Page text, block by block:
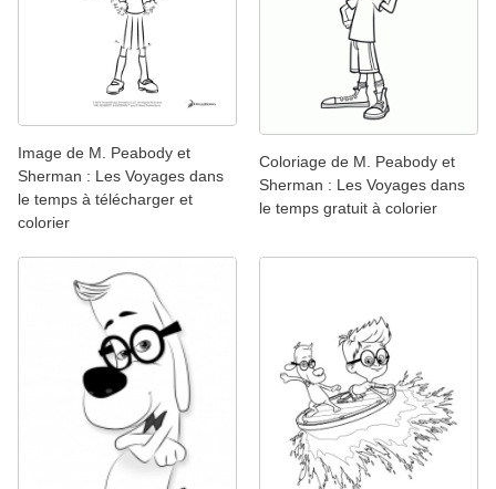
Image de M. Peabody et
Sherman : Les Voyages dans
le temps à télécharger et
colorier
Coloriage de M. Peabody et
Sherman : Les Voyages dans
le temps gratuit à colorier